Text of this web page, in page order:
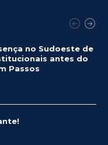
no Sudoeste de
antes do
Passos